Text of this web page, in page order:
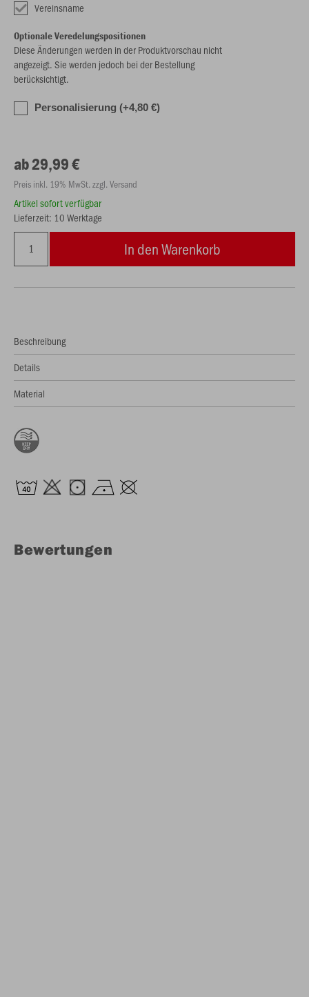
Vereinsname
Optionale Veredelungspositionen
Diese Änderungen werden in der Produktvorschau nicht
angezeigt. Sie werden jedoch bei der Bestellung
berücksichtigt.
Personalisierung (+4,80 €)
ab 29,99 €
Preis inkl. 19% MwSt. zzgl. Versand
Artikel sofort verfügbar
Lieferzeit: 10 Werktage
In den Warenkorb
Beschreibung
Details
Material
Bewertungen